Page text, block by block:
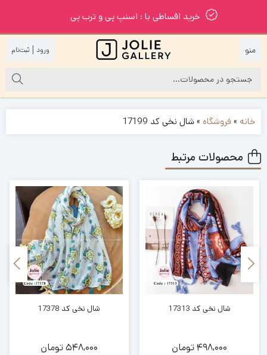
خرید اقساطی با : اسنپ پی و ترب پی
|
خانه »فروشگاه »شال نخی کد 17199
محصولات مرتبط
شال نخی کد 17313
498,000 تومان
شال نخی کد 17378
548,000تومان